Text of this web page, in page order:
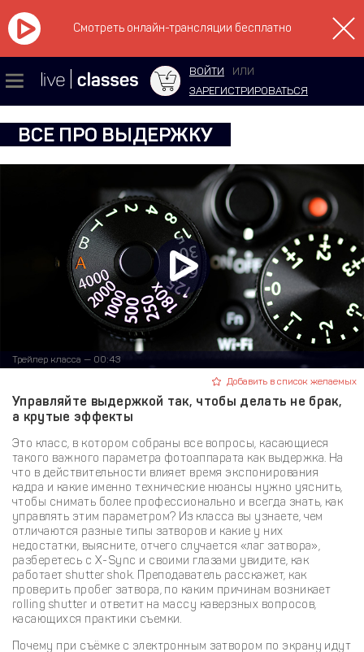
Смотреть онлайн-трансляции бесплатно
ВОЙТИ
ИЛИ
ЗАРЕГИСТРИРОВАТЬСЯ
ВСЕ ПРО ВЫДЕРЖКУ
Трейлер класса — 00:43
Добавить в список желаемых
Управляйте выдержкой так, чтобы делать не брак,
а крутые эффекты
Это класс, в котором собраны все вопросы, касающиеся
такого важного параметра фотоаппарата как выдержка. На
что в действительности влияет время экспонирования
кадра и какие именно технические нюансы нужно уяснить,
чтобы снимать более профессионально и всегда знать, как
управлять этим параметром? Из класса вы узнаете, чем
отличаются разные типы затворов и какие у них
недостатки, выясните, отчего случается «лаг затвора»,
разберетесь с X-Sync и своими глазами увидите, как
работает shutter shok. Преподаватель расскажет, как
проверить пробег затвора, по каким причинам возникает
rolling shutter и ответит на массу каверзных вопросов,
касающихся практики съемки.
Почему при съёмке с электронным затвором по экрану идут